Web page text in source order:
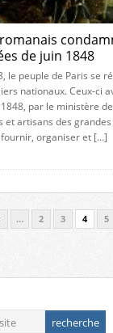
de juin 1848
le peuple de Paris se
nationaux. Ceux-ci
par le ministère
et artisans des
fournir, organiser et […]
… 2 3 4 5